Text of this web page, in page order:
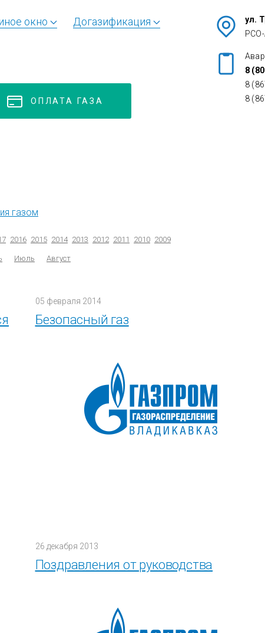
окно Догазификация
ОПЛАТА ГАЗА
ул.
РСО-
8
8
8
газом
2016 2015 2014 2013 2012 2011 2010 2009
Июль Август
05 февраля 2014
Безопасный газ
26 декабря 2013
Поздравления от руководства